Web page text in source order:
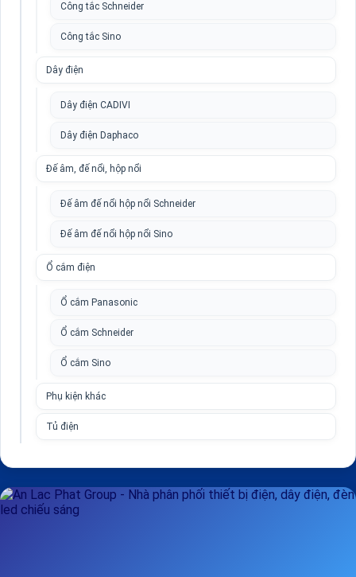
Công tắc Schneider
Công tắc Sino
Dây điện
Dây điện CADIVI
Dây điện Daphaco
Đế âm, đế nổi, hộp nổi
Đế âm đế nổi hộp nổi Schneider
Đế âm đế nổi hộp nổi Sino
Ổ cắm điện
Ổ cắm Panasonic
Ổ cắm Schneider
Ổ cắm Sino
Phụ kiện khác
Tủ điện